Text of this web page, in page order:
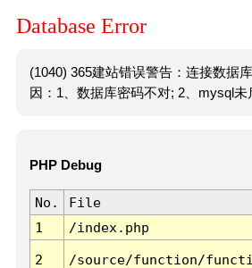
Database Error
(1040) 365建站错误警告：连接数据
因：1、数据库密码不对; 2、mysql未
PHP Debug
No. File
1
/index.php
2 /source/function/